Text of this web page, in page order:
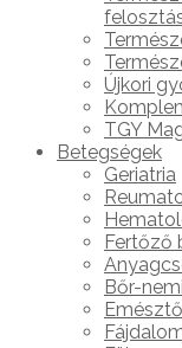
Újkori
TGY
Betegségek
Geriatria
Fertőző
Bőr-